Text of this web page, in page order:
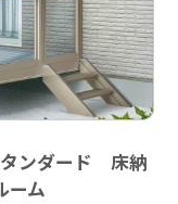
ンダード 床納
ム